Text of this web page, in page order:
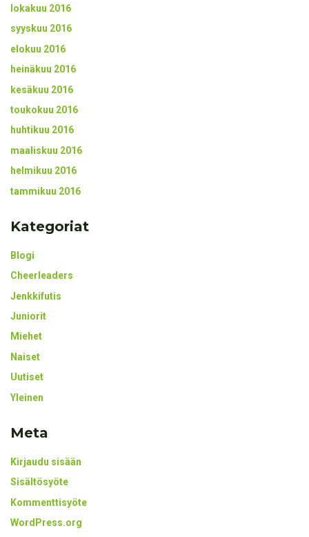
lokakuu 2016
syyskuu 2016
elokuu 2016
heinäkuu 2016
kesäkuu 2016
toukokuu 2016
huhtikuu 2016
maaliskuu 2016
helmikuu 2016
tammikuu 2016
Kategoriat
Blogi
Cheerleaders
Jenkkifutis
Juniorit
Miehet
Naiset
Uutiset
Yleinen
Meta
Kirjaudu sisään
Sisältösyöte
Kommenttisyöte
WordPress.org